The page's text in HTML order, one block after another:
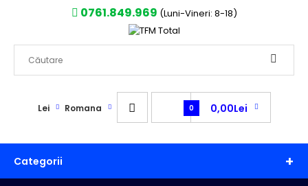
0761.849.969 (Luni-Vineri: 8-18)
Lei Romana 0 0,00Lei
Categorii